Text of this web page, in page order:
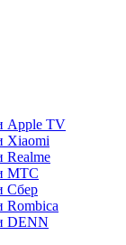
Apple TV
Xiaomi
Realme
МТС
Сбер
Rombica
DENN